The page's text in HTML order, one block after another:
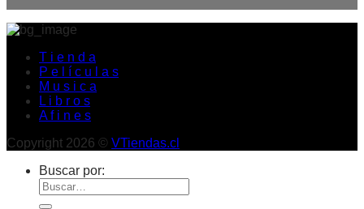
T i e n d a
P e l í c u l a s
M u s i c a
L i b r o s
A f i n e s
Copyright 2026 © VTiendas.cl
Buscar por: